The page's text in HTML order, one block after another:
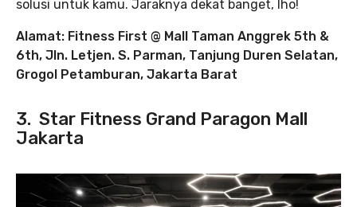
solusi untuk kamu. Jaraknya dekat banget, lho!
Alamat: Fitness First @ Mall Taman Anggrek 5th &
6th, Jln. Letjen. S. Parman, Tanjung Duren Selatan,
Grogol Petamburan, Jakarta Barat
3. Star Fitness Grand Paragon Mall
Jakarta